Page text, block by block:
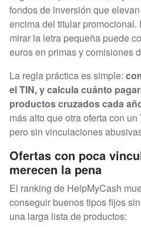
fondos de inversión que
encima del titular promocional.
mirar la letra pequeña puede
euros en primas y comisiones
La regla práctica es simple:
el TIN, y calcula cuánto
productos cruzados cada
más alto que otra oferta con
pero sin vinculaciones
Ofertas con poca
merecen la pena
El ranking de HelpMyCash
conseguir buenos tipos fijos
una larga lista de productos: